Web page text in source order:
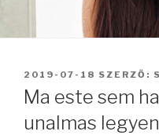
BEKÜLDVE:
2019-07-18 SZERZŐ:
Ma este sem
unalmas